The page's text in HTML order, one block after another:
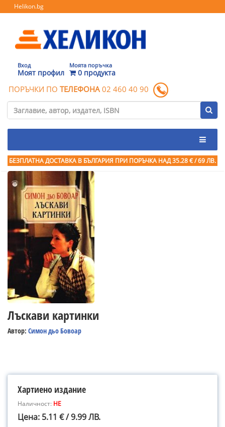
Helikon.bg
Вход
Моят профил
Моята поръчка
0 продукта
ПОРЪЧКИ ПО ТЕЛЕФОНА 02 460 40 90
БЕЗПЛАТНА ДОСТАВКА В БЪЛГАРИЯ ПРИ ПОРЪЧКА НАД 35.28 € / 69 ЛВ.
Лъскави картинки
Автор: Симон дьо Бовоар
Хартиено издание
Наличност: НЕ
Цена: 5.11 € / 9.99 ЛВ.